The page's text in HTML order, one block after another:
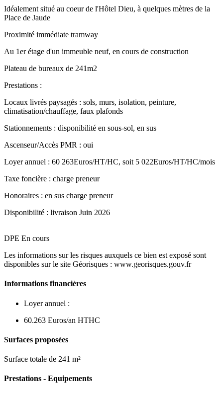
Idéalement situé au coeur de l'Hôtel Dieu, à quelques mètres de la
Place de Jaude
Proximité immédiate tramway
Au 1er étage d'un immeuble neuf, en cours de construction
Plateau de bureaux de 241m2
Prestations :
Locaux livrés paysagés : sols, murs, isolation, peinture,
climatisation/chauffage, faux plafonds
Stationnements : disponibilité en sous-sol, en sus
Ascenseur/Accès PMR : oui
Loyer annuel : 60 263Euros/HT/HC, soit 5 022Euros/HT/HC/mois
Taxe foncière : charge preneur
Honoraires : en sus charge preneur
Disponibilité : livraison Juin 2026
DPE En cours
Les informations sur les risques auxquels ce bien est exposé sont
disponibles sur le site Géorisques : www.georisques.gouv.fr
Informations financières
Loyer annuel :
60.263 Euros/an HTHC
Surfaces proposées
Surface totale de 241 m²
Prestations - Equipements